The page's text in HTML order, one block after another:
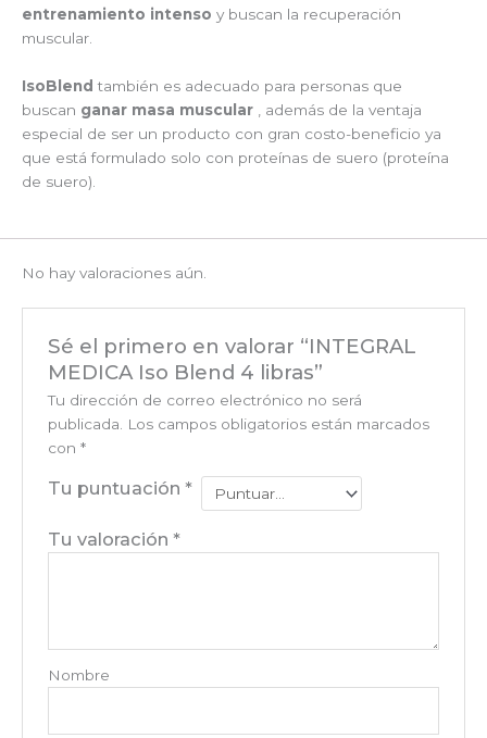
entrenamiento intenso y buscan la recuperación
muscular.
IsoBlend también es adecuado para personas que
buscan ganar masa muscular , además de la ventaja
especial de ser un producto con gran costo-beneficio ya
que está formulado solo con proteínas de suero (proteína
de suero).
No hay valoraciones aún.
Sé el primero en valorar “INTEGRAL
MEDICA Iso Blend 4 libras”
Tu dirección de correo electrónico no será
publicada. Los campos obligatorios están marcados
con *
Tu puntuación *
Tu valoración *
Nombre